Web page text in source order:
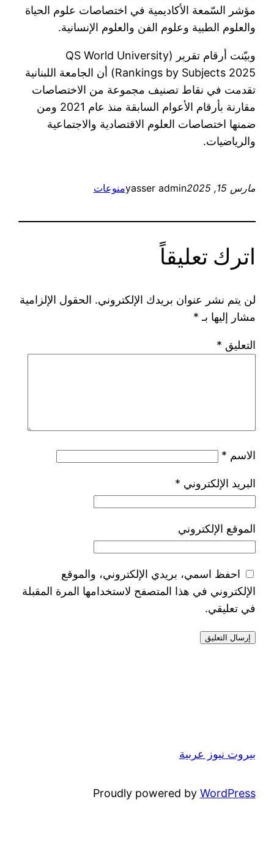
مؤشر السّمعة الأكاديمية في اختصاصات علوم الحياة
والعلوم الطبية وعلوم الفن والعلوم الإنسانية.
وبيّنت أرقام تقرير (QS World University
Rankings by Subjects 2025) أن الجامعة اللبنانية
تقدمت في نقاط تصنيف مجموعة من الاختصاصات
مقارنة بأرقام الأعوام السابقة منذ عام 2021 ومن
ضمنها اختصاصات العلوم الاقتصادية والاجتماعية
والرياضيات.
مارس 15, 2025 yasser adminمنوعات
اترك تعليقاً
لن يتم نشر عنوان بريدك الإلكتروني. الحقول الإلزامية
مشار إليها بـ *
التعليق *
الاسم *
البريد الإلكتروني *
الموقع الإلكتروني
احفظ اسمي، بريدي الإلكتروني، والموقع
الإلكتروني في هذا المتصفح لاستخدامها المرة المقبلة
في تعليقي.
بيروت نيوز عربية
Proudly powered by WordPress